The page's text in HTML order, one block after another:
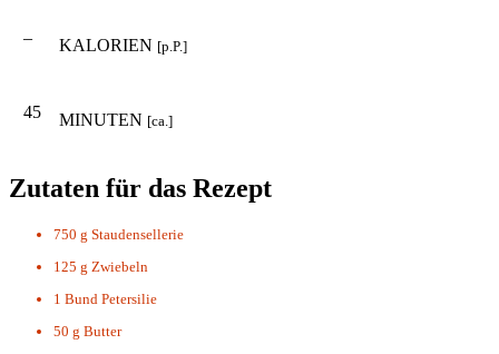
– KALORIEN [p.P.]
45 MINUTEN [ca.]
Zutaten für das Rezept
750 g Staudensellerie
125 g Zwiebeln
1 Bund Petersilie
50 g Butter